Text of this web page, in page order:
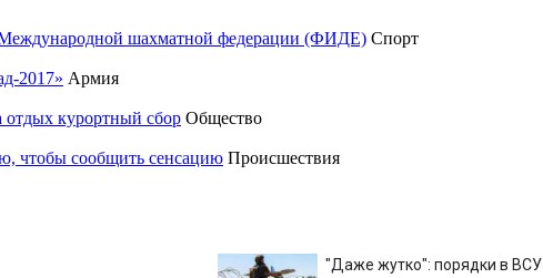
шахматной федерации (ФИДЕ) Спорт
2017» Армия
отдых курортный сбор Общество
чтобы сообщить сенсацию Происшествия
"Даже жутко": порядки в ВСУ